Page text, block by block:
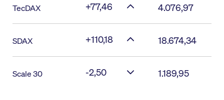
TecDAX +77,46 4.076,97
SDAX +110,18 18.674,34
Scale 30 -2,50 1.189,95